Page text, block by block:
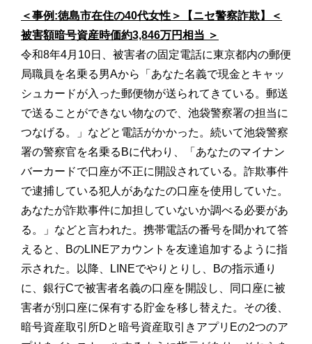
＜事例:徳島市在住の40代女性＞【ニセ警察詐欺】＜
被害額暗号資産時価約3,846万円相当 ＞
令和8年4月10日、被害者の固定電話に東京都内の郵便
局職員を名乗る男Aから「あなた名義で現金とキャッ
シュカードが入った郵便物が送られてきている。郵送
で送ることができない物なので、池袋警察署の担当に
つなげる。」などと電話がかかった。続いて池袋警察
署の警察官を名乗るBに代わり、「あなたのマイナン
バーカードで口座が不正に開設されている。詐欺事件
で逮捕している犯人があなたの口座を使用していた。
あなたが詐欺事件に加担していないか調べる必要があ
る。」などと言われた。携帯電話の番号を聞かれて答
えると、BのLINEアカウントを友達追加するように指
示された。以降、LINEでやりとりし、Bの指示通り
に、銀行Cで被害者名義の口座を開設し、同口座に被
害者が別口座に保有する貯金を移し替えた。その後、
暗号資産取引所Dと暗号資産取引きアプリEの2つのア